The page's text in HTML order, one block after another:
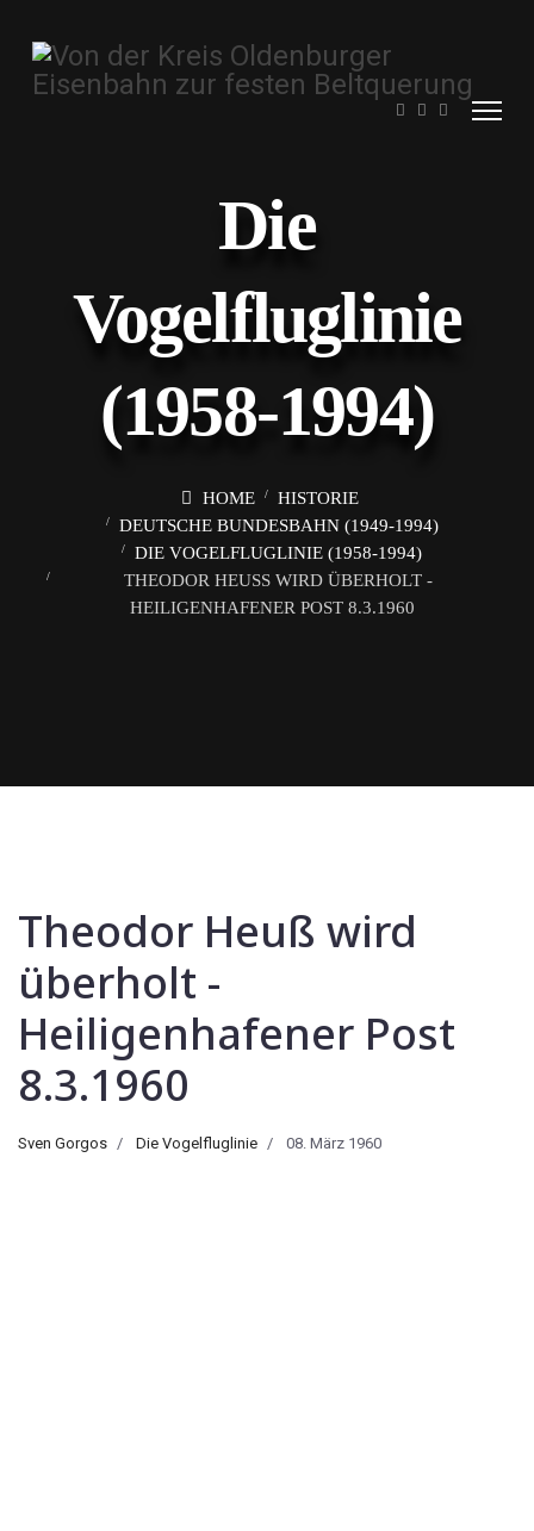
Die
Vogelfluglinie
(1958-1994)
HOME
HISTORIE
DEUTSCHE BUNDESBAHN (1949-1994)
DIE VOGELFLUGLINIE (1958-1994)
THEODOR HEUSS WIRD ÜBERHOLT - H
EILIGENHAFENER POST 8.3.1960
Theodor Heuß wird
überholt -
Heiligenhafener Post
8.3.1960
Sven Gorgos Die Vogelfluglinie 08. März 1960